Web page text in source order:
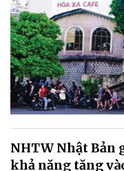
NHTW Nhật Bản
khả năng tăng